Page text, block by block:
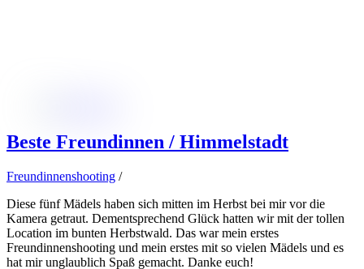
Beste Freundinnen / Himmelstadt
Freundinnenshooting /
Diese fünf Mädels haben sich mitten im Herbst bei mir vor die
Kamera getraut. Dementsprechend Glück hatten wir mit der tollen
Location im bunten Herbstwald. Das war mein erstes
Freundinnenshooting und mein erstes mit so vielen Mädels und es
hat mir unglaublich Spaß gemacht. Danke euch!